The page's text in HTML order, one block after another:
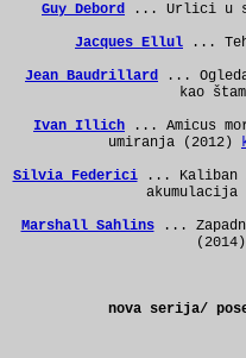
Guy Debord ... Urlici u
Jacques Ellul ...
Jean Baudrillard ...
kao
Ivan Illich ... Amicus
umiranja (2012)
Silvia Federici... Kaliban
akumulacija
Marshall Sahlins...
(2014)
nova serija/